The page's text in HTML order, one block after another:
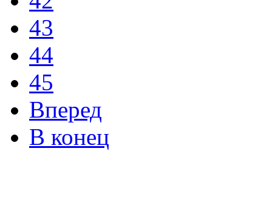
43
44
45
Вперед
В конец